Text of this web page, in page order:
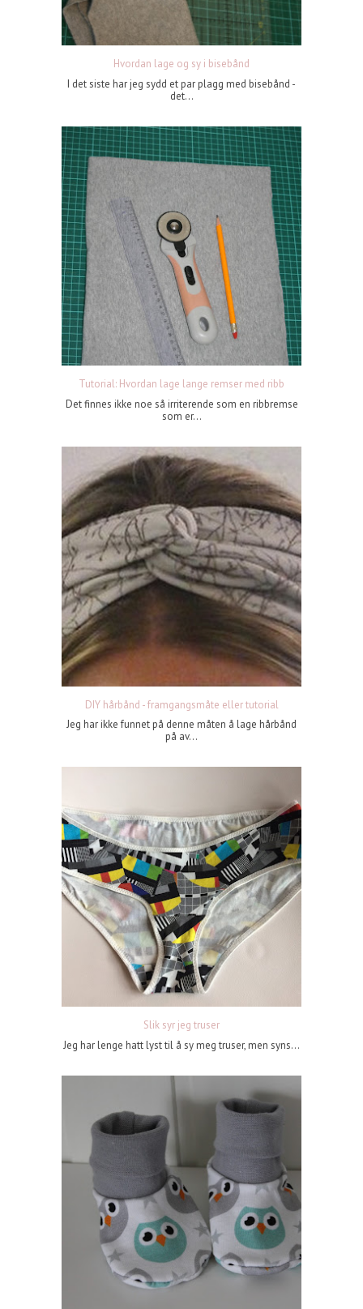
Hvordan lage og sy i bisebånd
I det siste har jeg sydd et par plagg med bisebånd -
det...
Tutorial: Hvordan lage lange remser med ribb
Det finnes ikke noe så irriterende som en ribbremse
som er...
DIY hårbånd - framgangsmåte eller tutorial
Jeg har ikke funnet på denne måten å lage hårbånd
på av...
Slik syr jeg truser
Jeg har lenge hatt lyst til å sy meg truser, men syns...